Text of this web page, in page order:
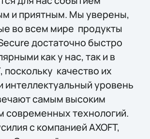
и приятным. Мы уверены,
во всем мире продукты
достаточно быстро
как у нас, так и в
поскольку качество их
интеллектуальный уровень
самым высоким
современных технологий.
с компанией AXOFT,